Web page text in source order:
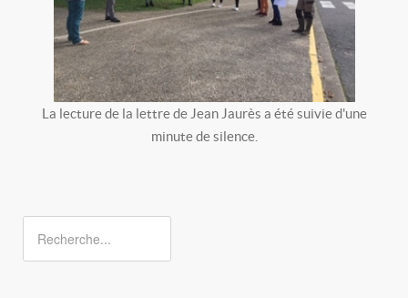
La lecture de la lettre de Jean Jaurès a été suivie d'une
minute de silence.